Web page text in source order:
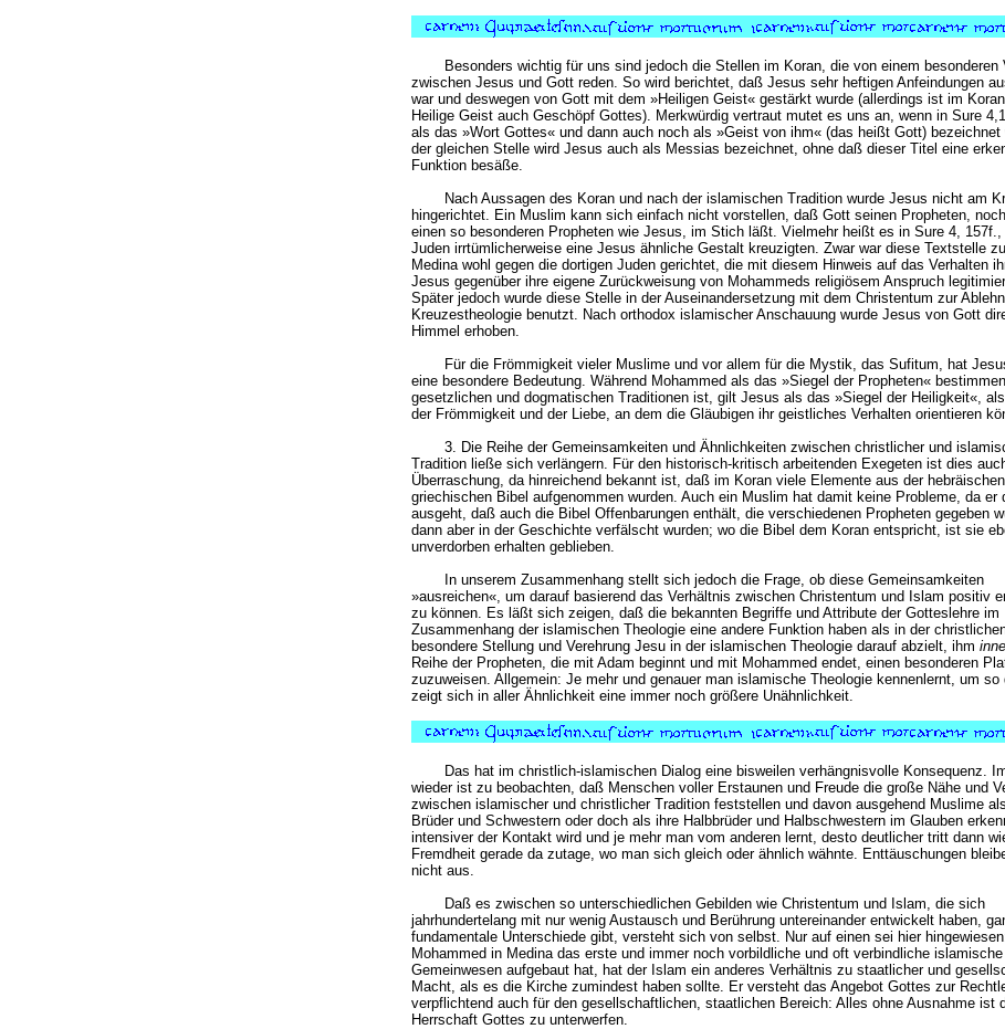
Besonders wichtig für uns sind jedoch die Stellen im Koran, die von einem besonderen
zwischen Jesus und Gott reden. So wird berichtet, daß Jesus sehr heftigen Anfeindungen
war und deswegen von Gott mit dem »Heiligen Geist« gestärkt wurde (allerdings ist im
Heilige Geist auch Geschöpf Gottes). Merkwürdig vertraut mutet es uns an, wenn in Sure
als das »Wort Gottes« und dann auch noch als »Geist von ihm« (das heißt Gott) bezeichnet
der gleichen Stelle wird Jesus auch als Messias bezeichnet, ohne daß dieser Titel eine
Funktion besäße.
Nach Aussagen des Koran und nach der islamischen Tradition wurde Jesus nicht am
hingerichtet. Ein Muslim kann sich einfach nicht vorstellen, daß Gott seinen Propheten,
einen so besonderen Propheten wie Jesus, im Stich läßt. Vielmehr heißt es in Sure 4,
Juden irrtümlicherweise eine Jesus ähnliche Gestalt kreuzigten. Zwar war diese Textstelle
Medina wohl gegen die dortigen Juden gerichtet, die mit diesem Hinweis auf das Verhalten
Jesus gegenüber ihre eigene Zurückweisung von Mohammeds religiösem Anspruch
Später jedoch wurde diese Stelle in der Auseinandersetzung mit dem Christentum zur
Kreuzestheologie benutzt. Nach orthodox islamischer Anschauung wurde Jesus von Gott
Himmel erhoben.
Für die Frömmigkeit vieler Muslime und vor allem für die Mystik, das Sufitum, hat
eine besondere Bedeutung. Während Mohammed als das »Siegel der Propheten«
gesetzlichen und dogmatischen Traditionen ist, gilt Jesus als das »Siegel der Heiligkeit«,
der Frömmigkeit und der Liebe, an dem die Gläubigen ihr geistliches Verhalten orientieren
3. Die Reihe der Gemeinsamkeiten und Ähnlichkeiten zwischen christlicher und
Tradition ließe sich verlängern. Für den historisch-kritisch arbeitenden Exegeten ist dies
Überraschung, da hinreichend bekannt ist, daß im Koran viele Elemente aus der
griechischen Bibel aufgenommen wurden. Auch ein Muslim hat damit keine Probleme, da er
ausgeht, daß auch die Bibel Offenbarungen enthält, die verschiedenen Propheten gegeben
dann aber in der Geschichte verfälscht wurden; wo die Bibel dem Koran entspricht, ist sie
unverdorben erhalten geblieben.
In unserem Zusammenhang stellt sich jedoch die Frage, ob diese Gemeinsamkeiten
»ausreichen«, um darauf basierend das Verhältnis zwischen Christentum und Islam positiv
zu können. Es läßt sich zeigen, daß die bekannten Begriffe und Attribute der Gotteslehre im
Zusammenhang der islamischen Theologie eine andere Funktion haben als in der
besondere Stellung und Verehrung Jesu in der islamischen Theologie darauf abzielt, ihm
Reihe der Propheten, die mit Adam beginnt und mit Mohammed endet, einen besonderen
zuzuweisen. Allgemein: Je mehr und genauer man islamische Theologie kennenlernt, um so
zeigt sich in aller Ähnlichkeit eine immer noch größere Unähnlichkeit.
Das hat im christlich-islamischen Dialog eine bisweilen verhängnisvolle Konsequenz.
wieder ist zu beobachten, daß Menschen voller Erstaunen und Freude die große Nähe und
zwischen islamischer und christlicher Tradition feststellen und davon ausgehend Muslime
Brüder und Schwestern oder doch als ihre Halbbrüder und Halbschwestern im Glauben
intensiver der Kontakt wird und je mehr man vom anderen lernt, desto deutlicher tritt dann
Fremdheit gerade da zutage, wo man sich gleich oder ähnlich wähnte. Enttäuschungen
nicht aus.
Daß es zwischen so unterschiedlichen Gebilden wie Christentum und Islam, die sich
jahrhundertelang mit nur wenig Austausch und Berührung untereinander entwickelt haben,
fundamentale Unterschiede gibt, versteht sich von selbst. Nur auf einen sei hier
Mohammed in Medina das erste und immer noch vorbildliche und oft verbindliche islamische
Gemeinwesen aufgebaut hat, hat der Islam ein anderes Verhältnis zu staatlicher und
Macht, als es die Kirche zumindest haben sollte. Er versteht das Angebot Gottes zur
verpflichtend auch für den gesellschaftlichen, staatlichen Bereich: Alles ohne Ausnahme ist
Herrschaft Gottes zu unterwerfen.